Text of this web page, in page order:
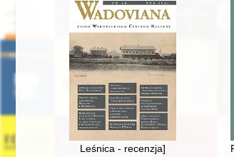
Leśnica - recenzja]